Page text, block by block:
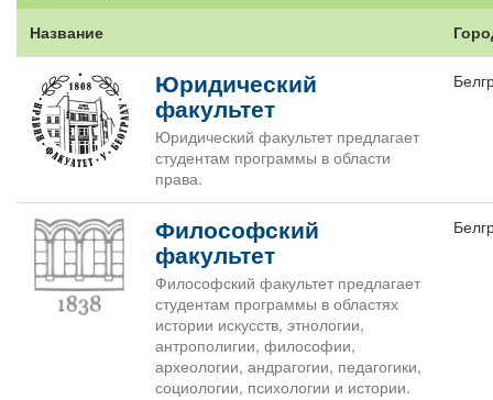
Название
Юридический
факультет
Юридический факультет предлагает
студентам программы в области
права.
Философский
факультет
Философский факультет предлагает
студентам программы в областях
истории искусств, этнологии,
антрополигии, философии,
археологии, андрагогии, педагогики,
социологии, психологии и истории.